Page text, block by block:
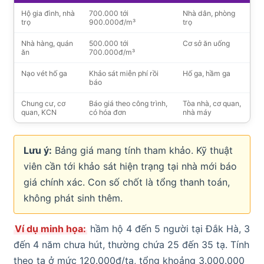
Hộ gia đình, nhà
trọ
700.000 tới
900.000đ/m³
Nhà dân, phòng
trọ
Nhà hàng, quán
ăn
500.000 tới
700.000đ/m³
Cơ sở ăn uống
Nạo vét hố ga
Khảo sát miễn phí rồi
báo
Hố ga, hầm ga
Chung cư, cơ
quan, KCN
Báo giá theo công trình,
có hóa đơn
Tòa nhà, cơ quan,
nhà máy
Lưu ý: Bảng giá mang tính tham khảo. Kỹ thuật
viên cần tới khảo sát hiện trạng tại nhà mới báo
giá chính xác. Con số chốt là tổng thanh toán,
không phát sinh thêm.
Ví dụ minh họa: hầm hộ 4 đến 5 người tại Đắk Hà, 3
đến 4 năm chưa hút, thường chứa 25 đến 35 tạ. Tính
theo tạ ở mức 120.000đ/tạ, tổng khoảng 3.000.000